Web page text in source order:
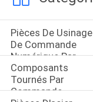
Pièces De Usinage
De Commande
Numérique Par
Ordinateur
Composants
Tournés Par
Commande